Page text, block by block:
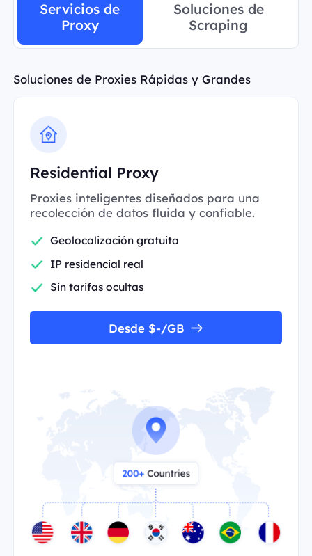
Servicios de
Proxy
Soluciones de
Scraping
Soluciones de Proxies Rápidas y Grandes
Residential Proxy
Proxies inteligentes diseñados para una
recolección de datos fluida y confiable.
Geolocalización gratuita
IP residencial real
Sin tarifas ocultas
Desde $-/GB